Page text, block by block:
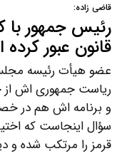
قاضی زاده:
رئیس جمهور با
قانون عبور
عضو هیأت رئیسه
ریاست جمهوری اش از
و برنامه اش هم در
سؤال اینجاست که
قرمز را مرتکب شده و